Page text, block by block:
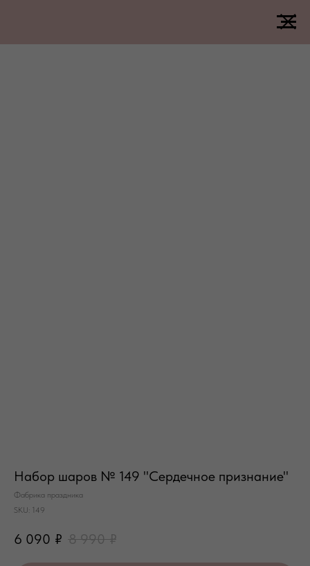
Набор шаров № 149 "Сердечное признание"
Фабрика праздника
SKU: 149
6 090 ₽ 8 990 ₽